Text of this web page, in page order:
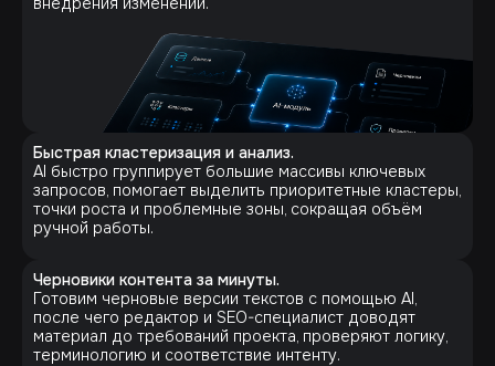
Быстрая кластеризация и анализ.
AI быстро группирует большие массивы ключевых
запросов, помогает выделить приоритетные кластеры,
точки роста и проблемные зоны, сокращая объём
ручной работы.
Черновики контента за минуты.
Готовим черновые версии текстов с помощью AI,
после чего редактор и SEO-специалист доводят
материал до требований проекта, проверяют логику,
терминологию и соответствие интенту.